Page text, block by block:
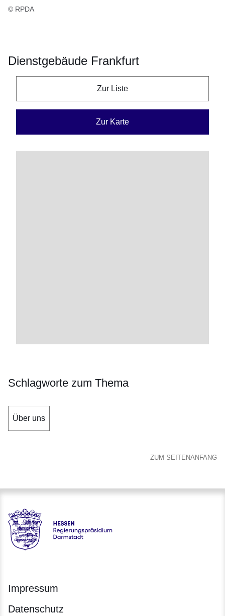
© RPDA
Dienstgebäude Frankfurt
Zur Liste
Zur Karte
Schlagworte zum Thema
Über uns
ZUM SEITENANFANG
Hessen - Regierungspräsidium Darmstadt
Impressum
Datenschutz